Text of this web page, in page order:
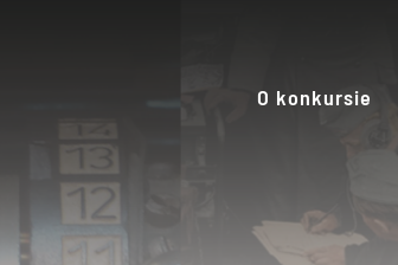
O konkursie